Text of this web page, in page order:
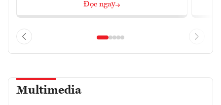
Đọc ngay
Multimedia